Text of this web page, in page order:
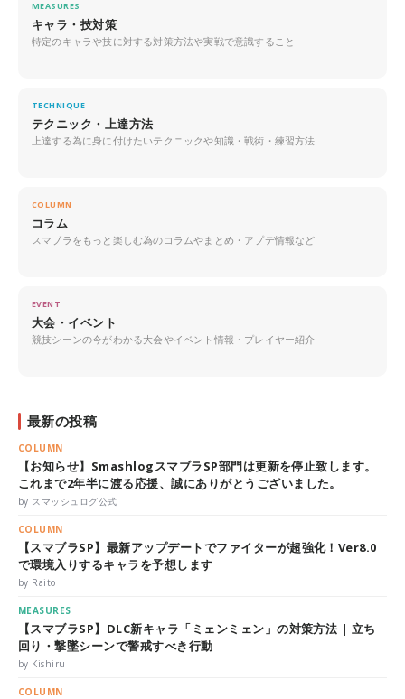
MEASURES
キャラ・技対策
特定のキャラや技に対する対策方法や実戦で意識すること
TECHNIQUE
テクニック・上達方法
上達する為に身に付けたいテクニックや知識・戦術・練習方法
COLUMN
コラム
スマブラをもっと楽しむ為のコラムやまとめ・アプデ情報など
EVENT
大会・イベント
競技シーンの今がわかる大会やイベント情報・プレイヤー紹介
最新の投稿
COLUMN
【お知らせ】SmashlogスマブラSP部門は更新を停止致します。
これまで2年半に渡る応援、誠にありがとうございました。
by スマッシュログ公式
COLUMN
【スマブラSP】最新アップデートでファイターが超強化！Ver8.0
で環境入りするキャラを予想します
by Raito
MEASURES
【スマブラSP】DLC新キャラ「ミェンミェン」の対策方法 | 立ち
回り・撃墜シーンで警戒すべき行動
by Kishiru
COLUMN